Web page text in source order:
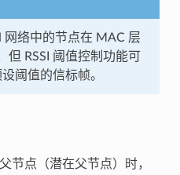
网络中的节点在 MAC 层
RSSI 阈值控制功能可
阈值的信标帧。
节点（潜在父节点）时，